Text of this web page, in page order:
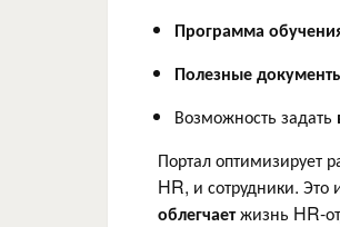
Программа
Полезные
Возможность задать
Портал оптимизирует
HR, и сотрудники. Это
облегчаетжизнь HR-